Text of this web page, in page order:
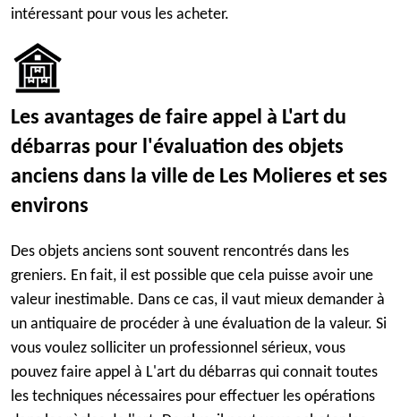
intéressant pour vous les acheter.
Les avantages de faire appel à L'art du
débarras pour l'évaluation des objets
anciens dans la ville de Les Molieres et ses
environs
Des objets anciens sont souvent rencontrés dans les
greniers. En fait, il est possible que cela puisse avoir une
valeur inestimable. Dans ce cas, il vaut mieux demander à
un antiquaire de procéder à une évaluation de la valeur. Si
vous voulez solliciter un professionnel sérieux, vous
pouvez faire appel à L'art du débarras qui connait toutes
les techniques nécessaires pour effectuer les opérations